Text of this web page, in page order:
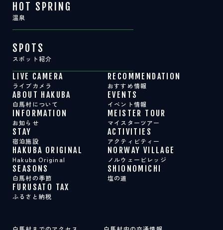
HOT SPRING
温泉
SPOTS
スポット紹介
LIVE CAMERA
ライブカメラ
RECOMMENDATION
おすすめ情報
ABOUT HAKUBA
白馬村について
EVENTS
イベント情報
INFORMATION
お知らせ
MEISTER TOUR
マイスターツアー
STAY
宿泊施設
ACTIVITIES
アクティビティー
HAKUBA ORIGINAL
Hakuba Original
NORWAY VILLAGE
ノルウェービレッジ
SEASONS
白馬村の季節
SHIONOMICHI
塩の道
FURUSATO TAX
ふるさと納税